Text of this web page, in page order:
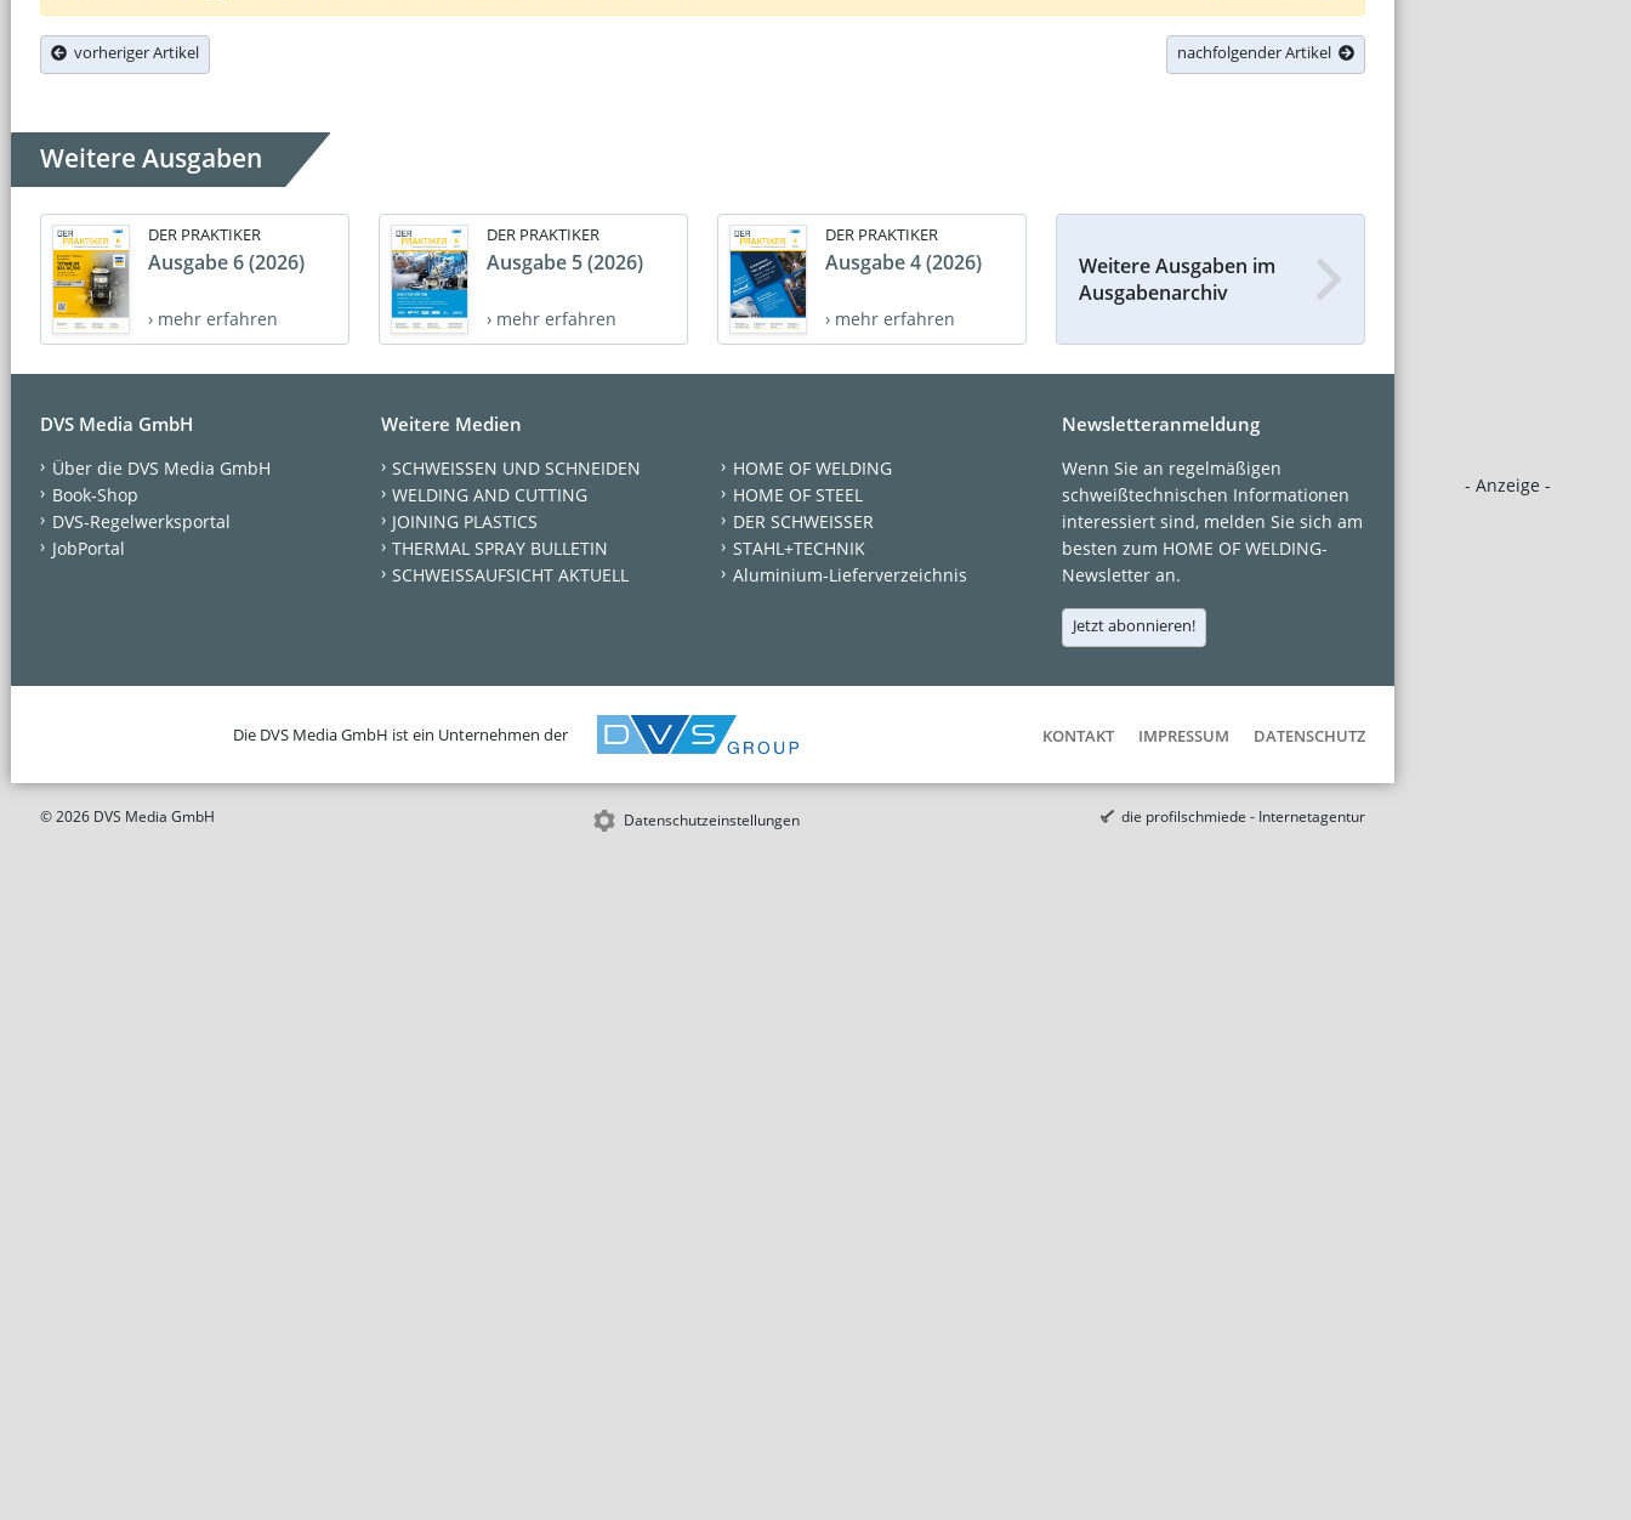
- Anzeige -
vorheriger Artikel nachfolgender Artikel
Weitere Ausgaben
DER PRAKTIKER
Ausgabe 6 (2026)
› mehr erfahren
DER PRAKTIKER
Ausgabe 5 (2026)
› mehr erfahren
DER PRAKTIKER
Ausgabe 4 (2026)
› mehr erfahren
Weitere Ausgaben im
Ausgabenarchiv
DVS Media GmbH
Über die DVS Media GmbH
Book-Shop
DVS-Regelwerksportal
JobPortal
Weitere Medien
SCHWEISSEN UND SCHNEIDEN
WELDING AND CUTTING
JOINING PLASTICS
THERMAL SPRAY BULLETIN
SCHWEISSAUFSICHT AKTUELL
HOME OF WELDING
HOME OF STEEL
DER SCHWEISSER
STAHL+TECHNIK
Aluminium-Lieferverzeichnis
Newsletteranmeldung
Wenn Sie an regelmäßigen
schweißtechnischen Informationen
interessiert sind, melden Sie sich am
besten zum HOME OF WELDING-
Newsletter an.
Jetzt abonnieren!
Die DVS Media GmbH ist ein Unternehmen der KONTAKT IMPRESSUM DATENSCHUTZ
© 2026 DVS Media GmbH Datenschutzeinstellungen die profilschmiede - Internetagentur